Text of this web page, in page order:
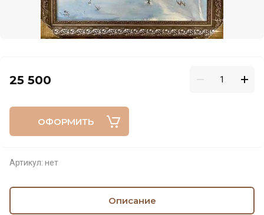
25 500
ОФОРМИТЬ
Артикул: нет
Описание